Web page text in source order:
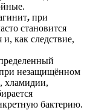
, при
становится
как следствие,
при незащищённом
хламидии,
бактерию.